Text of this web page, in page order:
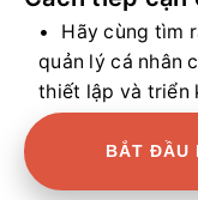
Hãy cùng tìm
quản lý cá nhân
thiết lập và triển
BẮT ĐẦU